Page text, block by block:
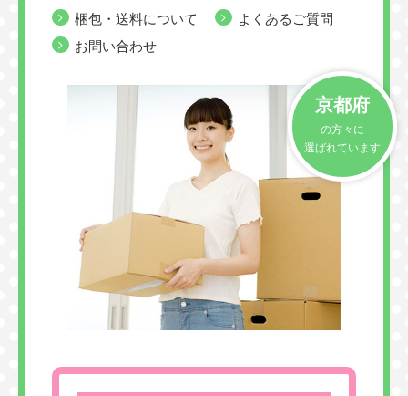
梱包・送料について
よくあるご質問
お問い合わせ
京都府
の方々に
選ばれています